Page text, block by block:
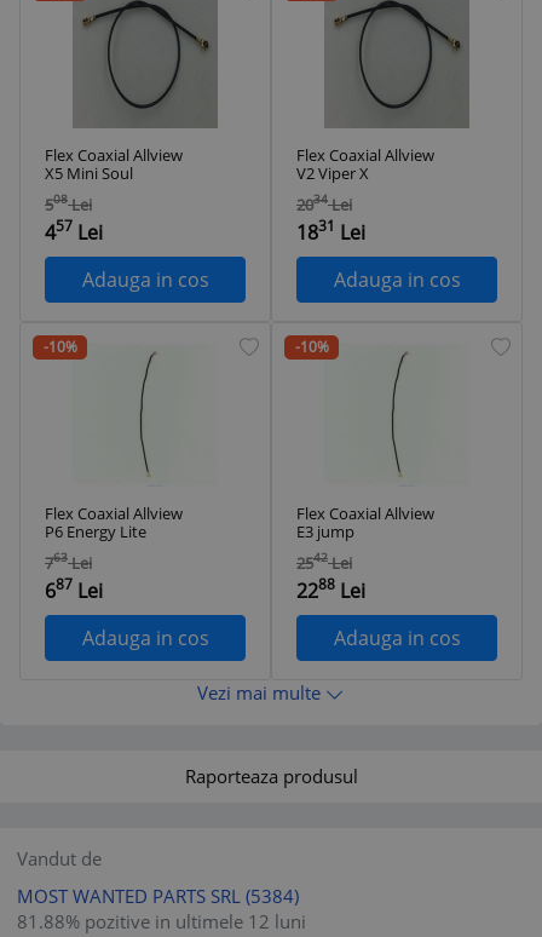
Flex Coaxial Allview
X5 Mini Soul
508 Lei
457 Lei
Adauga in cos
Flex Coaxial Allview
V2 Viper X
2034 Lei
1831 Lei
Adauga in cos
-10%
Flex Coaxial Allview
P6 Energy Lite
763 Lei
687 Lei
Adauga in cos
-10%
Flex Coaxial Allview
E3 jump
2542 Lei
2288 Lei
Adauga in cos
Vezi mai multe
Raporteaza produsul
Vandut de
MOST WANTED PARTS SRL (5384)
81.88% pozitive in ultimele 12 luni